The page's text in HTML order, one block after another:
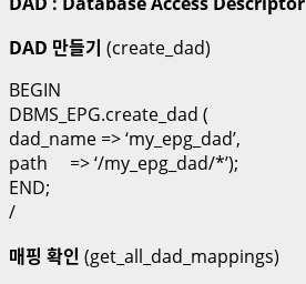
DAD 만들기 (create_dad)
BEGIN
DBMS_EPG.create_dad (
dad_name => ‘my_epg_dad’,
path => ‘/my_epg_dad/*’);
END;
/
매핑 확인 (get_all_dad_mappings)